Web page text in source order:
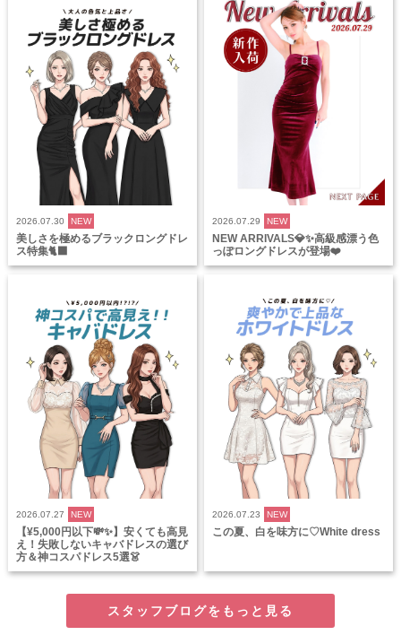
2026.07.30 NEW
美しさを極めるブラックロングドレ
ス特集🐈‍⬛
2026.07.29 NEW
NEW ARRIVALS💎✨高級感漂う色
っぽロングドレスが登場❤️
2026.07.27 NEW
【¥5,000円以下💸✨】安くても高見
え！失敗しないキャバドレスの選び
方＆神コスパドレス5選👗
2026.07.23 NEW
この夏、白を味方に♡White dress
スタッフブログをもっと見る